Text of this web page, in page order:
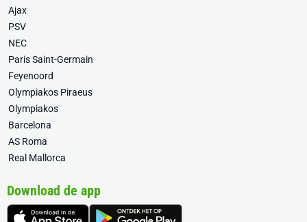
Ajax
PSV
NEC
Paris Saint-Germain
Feyenoord
Olympiakos Piraeus
Olympiakos
Barcelona
AS Roma
Real Mallorca
Download de app